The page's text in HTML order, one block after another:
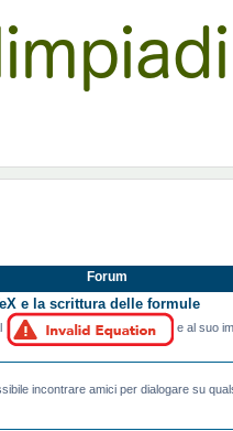
Forum
e la scrittura delle formule
e al suo
incontrare amici per dialogare su